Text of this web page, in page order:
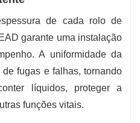
de cada rolo de
garante uma instalação
A uniformidade da
fugas e falhas, tornando
líquidos, proteger a
funções vitais.